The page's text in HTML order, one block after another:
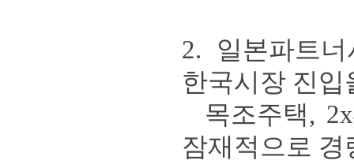
2. 일본파트
한국시장 진입
목조주택,
잠재적으로 경